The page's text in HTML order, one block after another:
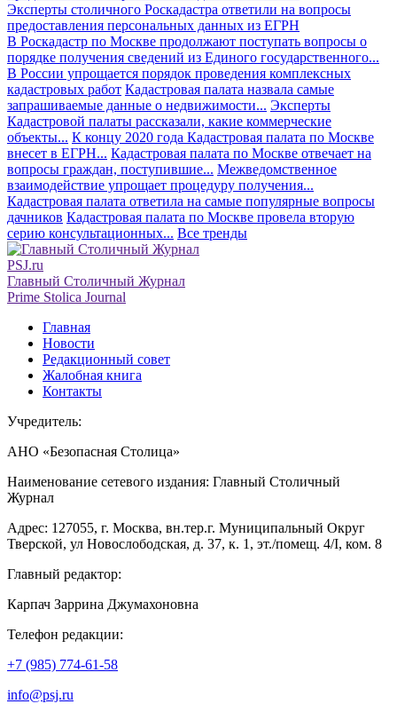
Эксперты столичного Роскадастра ответили на вопросы
предоставления персональных данных из ЕГРН
В Роскадастр по Москве продолжают поступать вопросы о
порядке получения сведений из Единого государственного...
В России упрощается порядок проведения комплексных
кадастровых работ Кадастровая палата назвала самые
запрашиваемые данные о недвижимости... Эксперты
Кадастровой палаты рассказали, какие коммерческие
объекты... К концу 2020 года Кадастровая палата по Москве
внесет в ЕГРН... Кадастровая палата по Москве отвечает на
вопросы граждан, поступившие... Межведомственное
взаимодействие упрощает процедуру получения...
Кадастровая палата ответила на самые популярные вопросы
дачников Кадастровая палата по Москве провела вторую
серию консультационных... Все тренды
PSJ.ru
Главный Столичный Журнал
Prime Stolica Journal
Главная
Новости
Редакционный совет
Жалобная книга
Контакты
Учредитель:
АНО «Безопасная Столица»
Наименование сетевого издания: Главный Столичный
Журнал
Адрес: 127055, г. Москва, вн.тер.г. Муниципальный Округ
Тверской, ул Новослободская, д. 37, к. 1, эт./помещ. 4/I, ком. 8
Главный редактор:
Карпач Заррина Джумахоновна
Телефон редакции:
+7 (985) 774-61-58
info@psj.ru